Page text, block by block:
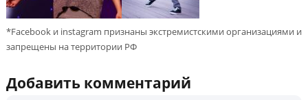
*Facebook и instagram признаны экстремистскими организациями и
запрещены на территории РФ
Добавить комментарий